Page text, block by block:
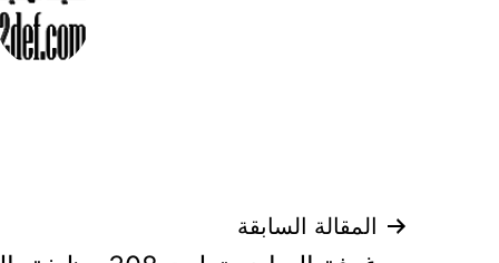
تصفّح
المقالة السابقة